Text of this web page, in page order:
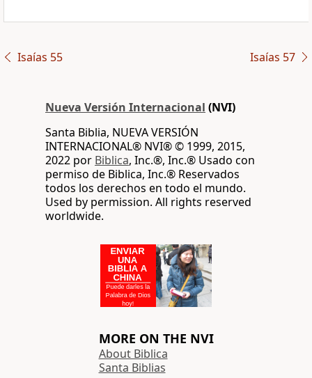
Isaías 55 Isaías 57
Nueva Versión Internacional (NVI)
Santa Biblia, NUEVA VERSIÓN
INTERNACIONAL® NVI® © 1999, 2015,
2022 por Biblica, Inc.®, Inc.® Usado con
permiso de Biblica, Inc.® Reservados
todos los derechos en todo el mundo.
Used by permission. All rights reserved
worldwide.
MORE ON THE NVI
About Biblica
Santa Biblias